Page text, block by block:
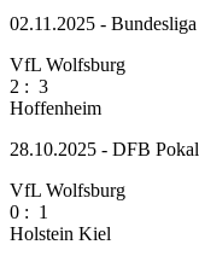
02.11.2025 - Bundesliga
VfL Wolfsburg
2 : 3
Hoffenheim
28.10.2025 - DFB Pokal
VfL Wolfsburg
0 : 1
Holstein Kiel